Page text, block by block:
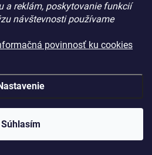
a reklám, poskytovanie funkcií
návštevnosti používame
povinnosť ku cookies
Súhlasím
tých správnych dielov pre vaše
a najpresnejšie, máme pre vás
vozidla– Týmto krokom si
kompatibilné produkty.
vám kopu času a pomôžu nájsť
sekúnd.